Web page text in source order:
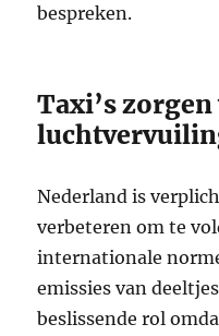
bespreken.
Taxi’s
Nederland is
verbeteren om te
internationale
emissies van
beslissende rol